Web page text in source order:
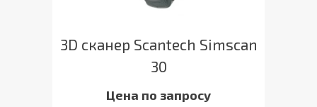
3D сканер Scantech Simscan
30
Цена по запросу